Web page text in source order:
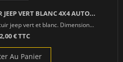
JEEP VERT BLANC 4X4 AUTO...
jeep vert et blanc. Dimension...
€ TTC
Au Panier